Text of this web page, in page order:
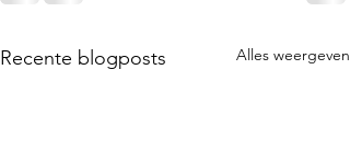
Recente blogposts Alles weergeven